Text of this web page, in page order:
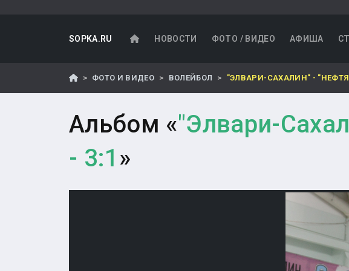
SOPKA.RU НОВОСТИ ФОТО / ВИДЕО АФИША
ФОТО И ВИДЕО ВОЛЕЙБОЛ "ЭЛВАРИ-САХАЛИН" -
Альбом «"Элвари-
- 3:1 »